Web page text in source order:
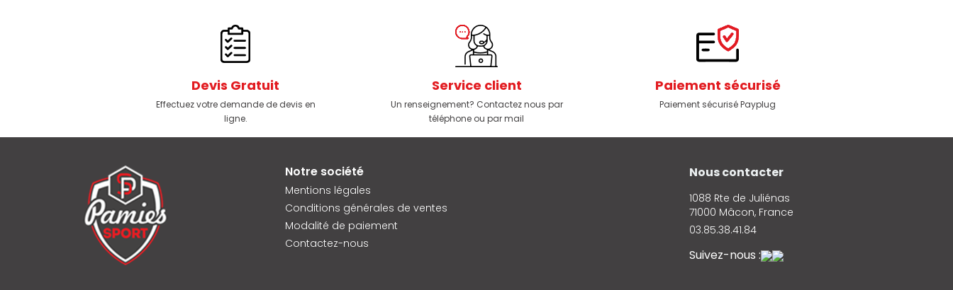
Devis Gratuit
Effectuez votre demande de devis en
ligne.
Service client
Un renseignement? Contactez nous par
téléphone ou par mail
Paiement sécurisé
Paiement sécurisé Payplug
Notre société
Mentions légales
Conditions générales de ventes
Modalité de paiement
Contactez-nous
Nous contacter
1088 Rte de Juliénas
71000 Mâcon, France
03.85.38.41.84
Suivez-nous :